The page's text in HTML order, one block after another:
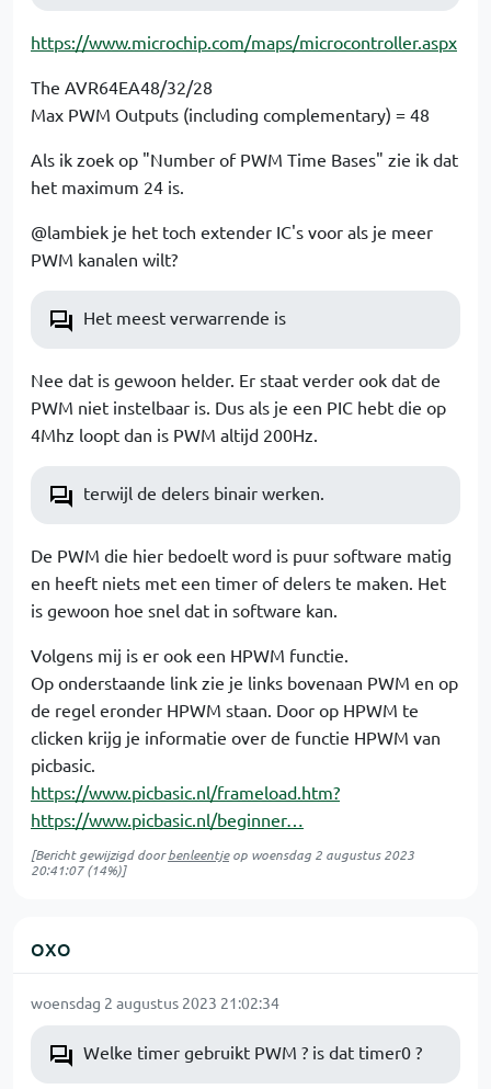
https://www.microchip.com/maps/microcontroller.aspx
The AVR64EA48/32/28
Max PWM Outputs (including complementary) = 48
Als ik zoek op "Number of PWM Time Bases" zie ik dat
het maximum 24 is.
@lambiek je het toch extender IC's voor als je meer
PWM kanalen wilt?
Het meest verwarrende is
Nee dat is gewoon helder. Er staat verder ook dat de
PWM niet instelbaar is. Dus als je een PIC hebt die op
4Mhz loopt dan is PWM altijd 200Hz.
terwijl de delers binair werken.
De PWM die hier bedoelt word is puur software matig
en heeft niets met een timer of delers te maken. Het
is gewoon hoe snel dat in software kan.
Volgens mij is er ook een HPWM functie.
Op onderstaande link zie je links bovenaan PWM en op
de regel eronder HPWM staan. Door op HPWM te
clicken krijg je informatie over de functie HPWM van
picbasic.
https://www.picbasic.nl/frameload.htm?
https://www.picbasic.nl/beginner…
[Bericht gewijzigd doorbenleentjeop woensdag 2 augustus 2023
20:41:07(14%)]
OXO
woensdag 2 augustus 2023 21:02:34
Welke timer gebruikt PWM ? is dat timer0 ?